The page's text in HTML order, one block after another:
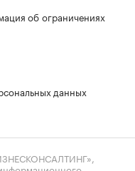
об ограничениях
данных